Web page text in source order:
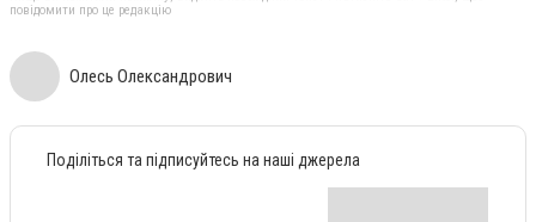
повідомити про це редакцію
Олесь Олександрович
Поділіться та підписуйтесь на наші джерела